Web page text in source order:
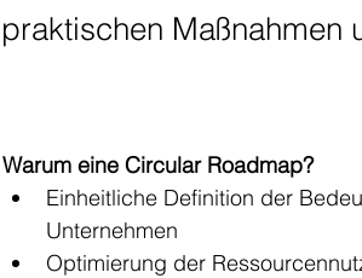
praktischen Maßnahmen
Warum eine Circular Roadmap?
Einheitliche Definition der
Unternehmen
Optimierung der